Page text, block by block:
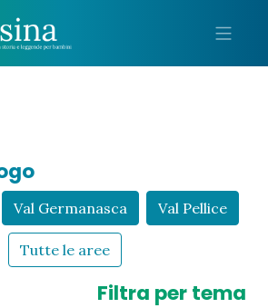
Val Germanasca Val Pellice
Tutte le aree
Filtra per tema